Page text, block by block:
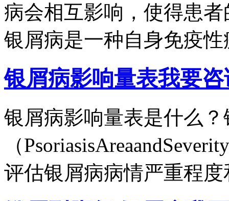
病会相互影响，使得患
银屑病是一种自身免疫性
银屑病影响量表我要咨
银屑病影响量表是什么
（
评估银屑病病情严重程